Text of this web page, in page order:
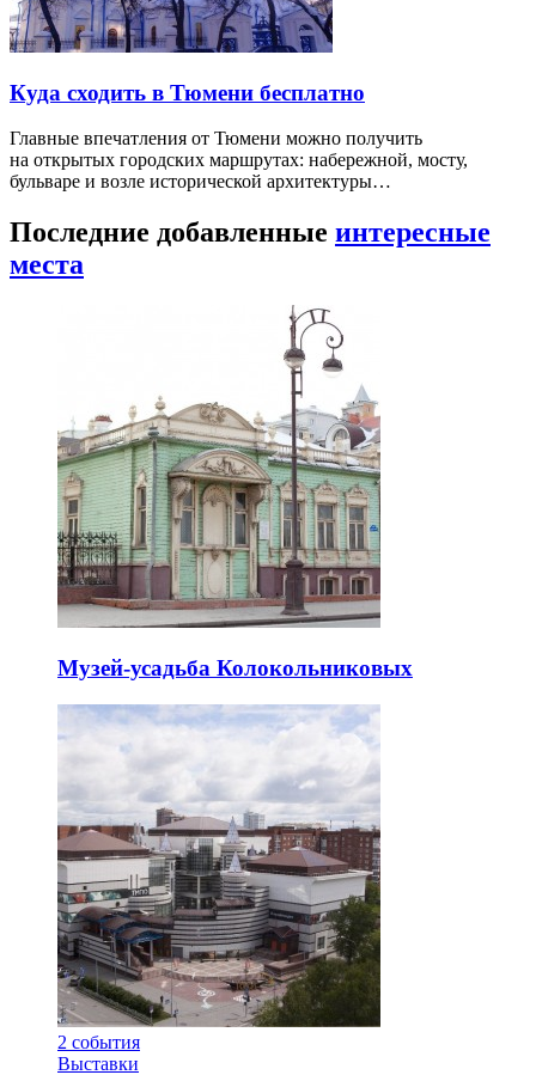
Куда сходить в Тюмени бесплатно
Главные впечатления от Тюмени можно получить
на открытых городских маршрутах: набережной, мосту,
бульваре и возле исторической архитектуры…
Последние добавленные интересные
места
Музей-усадьба Колокольниковых
2 события
Выставки